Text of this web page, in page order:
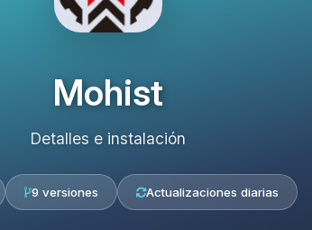
Mohist
Detalles e instalación
9 versiones Actualizaciones diarias